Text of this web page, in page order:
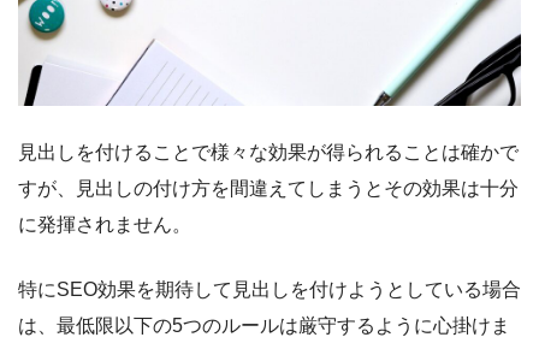
見出しを付けることで様々な効果が得られることは確かで
すが、見出しの付け方を間違えてしまうとその効果は十分
に発揮されません。
特にSEO効果を期待して見出しを付けようとしている場合
は、最低限以下の5つのルールは厳守するように心掛けま